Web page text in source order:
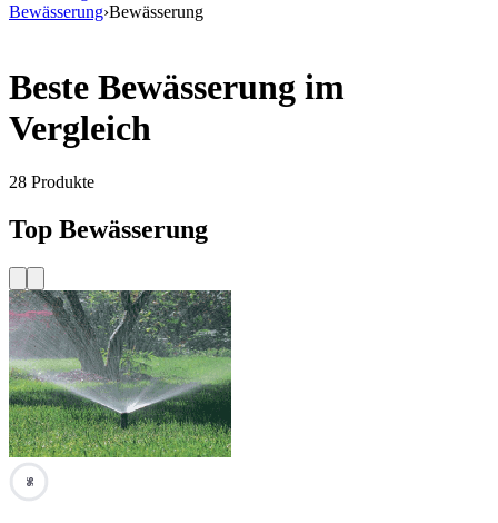
Bewässerung›Bewässerung
Beste Bewässerung im
Vergleich
28 Produkte
Top Bewässerung
96